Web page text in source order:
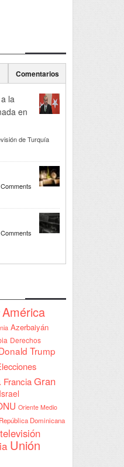
Comentarios
la
en
de Turquía
Comments
Comments
América
Azerbaiyán
Derechos
Trump
FranciaGran
Israel
Oriente Medio
República Dominicana
televisión
Unión